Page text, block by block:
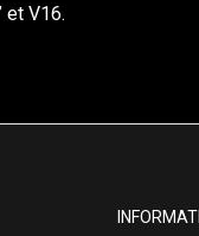
et V16.